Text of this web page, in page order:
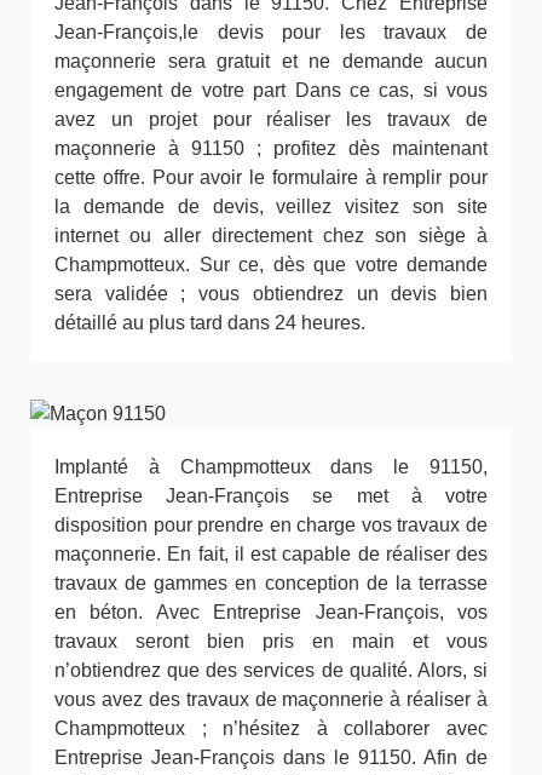
Jean-François,le devis pour les travaux de
maçonnerie sera gratuit et ne demande aucun
engagement de votre part Dans ce cas, si vous
avez un projet pour réaliser les travaux de
maçonnerie à 91150 ; profitez dès maintenant
cette offre. Pour avoir le formulaire à remplir pour
la demande de devis, veillez visitez son site
internet ou aller directement chez son siège à
Champmotteux. Sur ce, dès que votre demande
sera validée ; vous obtiendrez un devis bien
détaillé au plus tard dans 24 heures.
Implanté à Champmotteux dans le 91150,
Entreprise Jean-François se met à votre
disposition pour prendre en charge vos travaux de
maçonnerie. En fait, il est capable de réaliser des
travaux de gammes en conception de la terrasse
en béton. Avec Entreprise Jean-François, vos
travaux seront bien pris en main et vous
n’obtiendrez que des services de qualité. Alors, si
vous avez des travaux de maçonnerie à réaliser à
Champmotteux ; n’hésitez à collaborer avec
Entreprise Jean-François dans le 91150. Afin de